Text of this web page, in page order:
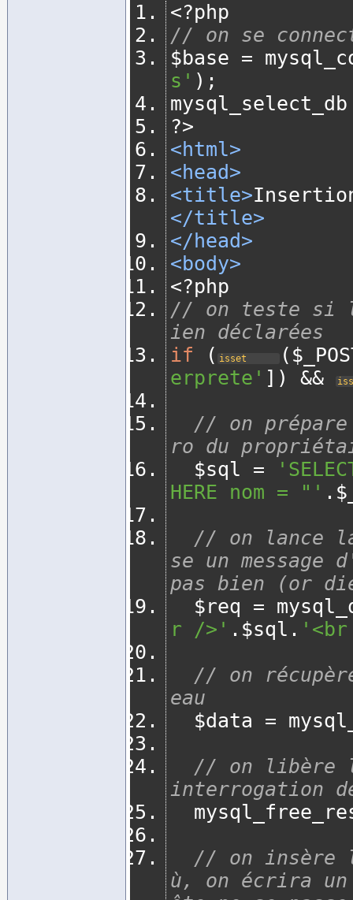
<?php
// on se
$base =
s' );
?>
<html>
<head>
<title>
</title>
</head>
<body>
<?php
// on teste si
ien déclarées
if
( isset (
erprete' ]) &&
// on prépare
ro du
	$sql
=
HERE nom = "' .
// on lance
se un
pas bien (or
	$req
=
r />' . $sql .
// on
eau
	$data
=
// on libère
interrogation
// on insère
ù, on écrira